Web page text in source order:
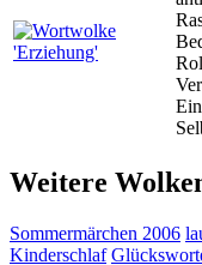
Weitere
Sommermärchen 2006
Kinderschlaf